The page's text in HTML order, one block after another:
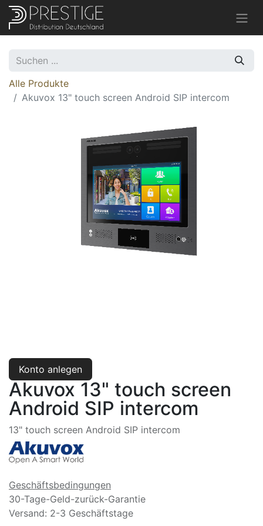
Alle Produkte
Akuvox 13" touch screen Android SIP intercom
Konto anlegen
Akuvox 13" touch screen
Android SIP intercom
13" touch screen Android SIP intercom
Geschäftsbedingungen
30-Tage-Geld-zurück-Garantie
Versand: 2-3 Geschäftstage